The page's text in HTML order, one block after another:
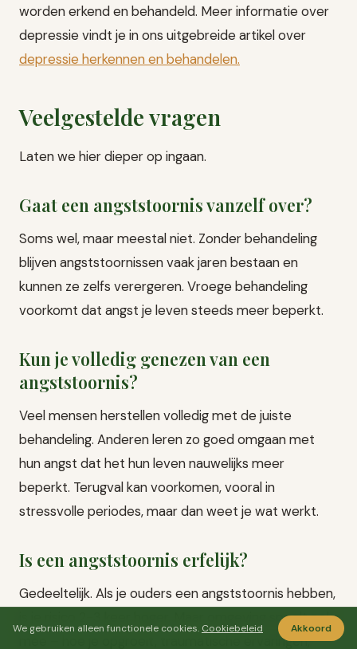
worden erkend en behandeld. Meer informatie over
depressie vindt je in ons uitgebreide artikel over
depressie herkennen en behandelen.
Veelgestelde vragen
Laten we hier dieper op ingaan.
Gaat een angststoornis vanzelf over?
Soms wel, maar meestal niet. Zonder behandeling
blijven angststoornissen vaak jaren bestaan en
kunnen ze zelfs verergeren. Vroege behandeling
voorkomt dat angst je leven steeds meer beperkt.
Kun je volledig genezen van een
angststoornis?
Veel mensen herstellen volledig met de juiste
behandeling. Anderen leren zo goed omgaan met
hun angst dat het hun leven nauwelijks meer
beperkt. Terugval kan voorkomen, vooral in
stressvolle periodes, maar dan weet je wat werkt.
Is een angststoornis erfelijk?
Gedeeltelijk. Als je ouders een angststoornis hebben,
is je risico 2-3 keer hoger. Maar omgeving speelt ook
mee – hoe je opgroeit, traumatische ervaringen,
We gebruiken alleen functionele cookies. Cookiebeleid Akkoord